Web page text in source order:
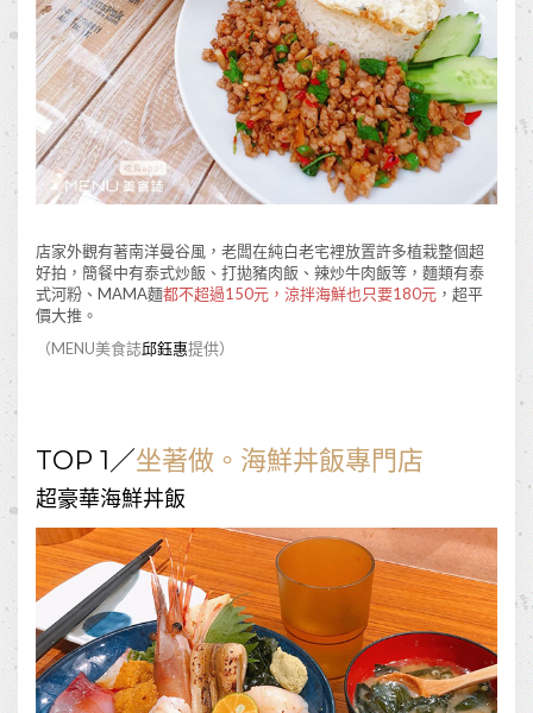
店家外觀有著南洋曼谷風，老闆在純白老宅裡放置許多植栽整個超
好拍，簡餐中有泰式炒飯、打拋豬肉飯、辣炒牛肉飯等，麵類有泰
式河粉、MAMA麵都不超過150元，涼拌海鮮也只要180元 ，超平
價大推。
（MENU美食誌邱鈺惠提供）
TOP 1／坐著做。海鮮丼飯專門店
超豪華海鮮丼飯